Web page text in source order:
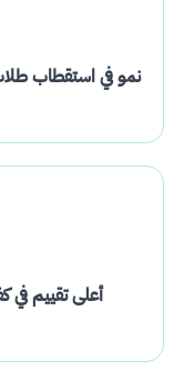
نمو في استقطاب طلاب
أعلى تقييم في